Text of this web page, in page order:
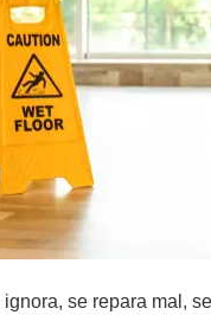
se repara mal,